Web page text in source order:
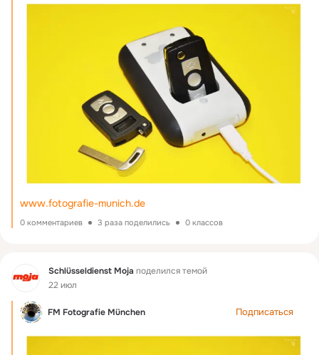
www.fotografie-munich.de
0 комментариев 3 раза поделились 0 классов
Schlüsseldienst Moja поделился темой
22 июл
FM Fotografie München Подписаться